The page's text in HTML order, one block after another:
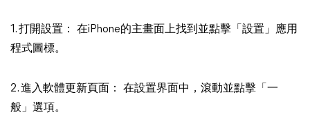
1. 打開設置： 在iPhone的主畫面上找到並點擊「設置」應用
程式圖標。
2. 進入軟體更新頁面： 在設置界面中，滾動並點擊「一
般」選項。